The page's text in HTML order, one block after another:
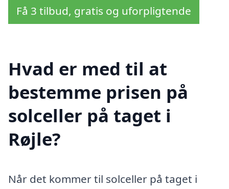
Få 3 tilbud, gratis og uforpligtende
Hvad er med til at
bestemme prisen på
solceller på taget i
Røjle?
Når det kommer til solceller på taget i